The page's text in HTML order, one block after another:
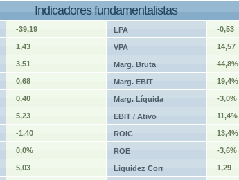
Indicadores fundamentalistas
-39,19 LPA -0,53
1,43 VPA 14,57
3,51 Marg. Bruta 44,8%
0,68 Marg. EBIT 19,4%
0,40 Marg. Líquida -3,0%
5,23 EBIT / Ativo 11,4%
-1,40 ROIC 13,4%
0,0% ROE -3,6%
5,03 Liquidez Corr 1,29